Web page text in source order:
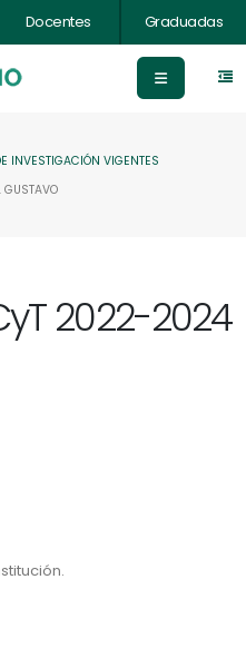
Docentes Graduadas
INVESTIGACIÓN VIGENTES
GUSTAVO
2022-2024